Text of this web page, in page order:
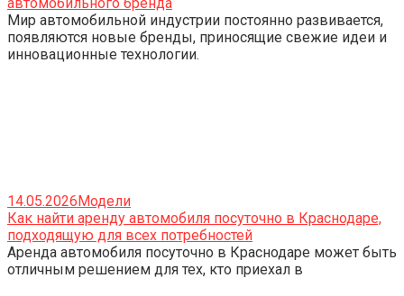
Мир автомобильной индустрии постоянно развивается,
появляются новые бренды, приносящие свежие идеи и
инновационные технологии.
14.05.2026 Модели
Как найти аренду автомобиля посуточно в Краснодаре,
подходящую для всех потребностей
Аренда автомобиля посуточно в Краснодаре может быть
отличным решением для тех, кто приехал в